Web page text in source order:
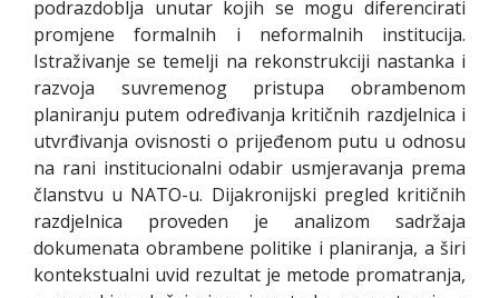
podrazdoblja unutar kojih se mogu diferencirati
promjene formalnih i neformalnih institucija.
Istraživanje se temelji na rekonstrukciji nastanka i
razvoja suvremenog pristupa obrambenom
planiranju putem određivanja kritičnih razdjelnica i
utvrđivanja ovisnosti o prijeđenom putu u odnosu
na rani institucionalni odabir usmjeravanja prema
članstvu u NATO-u. Dijakronijski pregled kritičnih
razdjelnica proveden je analizom sadržaja
dokumenata obrambene politike i planiranja, a širi
kontekstualni uvid rezultat je metode promatranja,